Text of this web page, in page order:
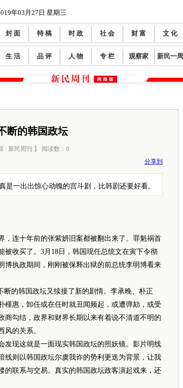
年03月27日 星期三
封 面 特 稿 时 政 社 会 财 富 文 化
生 活 品 评 人 物 专 栏 观察家 新民一周
断的韩国政坛
: 新民周刊 】 阅读数： 0
分享到
一出出惊心动魄的宫斗剧，比韩剧还要好看。
连十年前的张紫妍旧案都被翻出来了。罪魁祸首
收买了。3月18日，韩国现任总统文在寅下令彻
博执政期间，刚刚被保释出狱的前总统李明博看来
的韩国政坛又续接了新的剧情。李承晚、朴正
槿惠，卸任或在任时就丑闻频起，或遭弹劾，或受
勾结，政界和财界长期以来有着说不清道不明的
的关系。
现这就是一面现实韩国政坛的照妖镜。影片明线
线则以韩国政坛尔虞我诈的势利更迭为背景，让我
的联系与交易。真实的韩国政坛政客演起戏来，还